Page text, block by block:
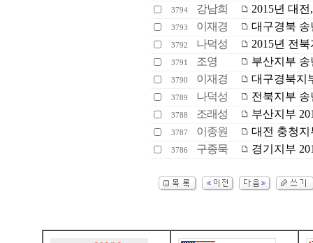
3794 강남희 2015년 대
3793 이재경 대구경북
3792 나덕성 2015년 전
3791 조영 부산지부
3790 이재경 대구경북지
3789 나덕성 전북지부 송
3788 조래성 부산지부
3787 이종원 대전 충청지
3786 구종묵 경기지부